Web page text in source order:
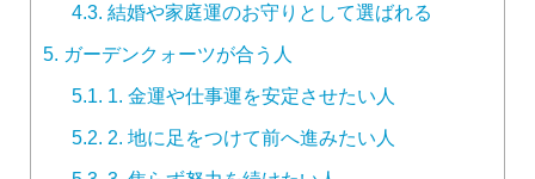
4.3. 結婚や家庭運のお守りとして選ばれる
5. ガーデンクォーツが合う人
5.1. 1. 金運や仕事運を安定させたい人
5.2. 2. 地に足をつけて前へ進みたい人